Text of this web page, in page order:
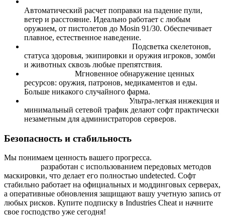
Автоматический расчет поправки на падение пули,
ветер и расстояние. Идеально работает с любым
оружием, от пистолетов до Mosin 91/30. Обеспечивает
плавное, естественное наведение.
Подсветка скелетонов,
статуса здоровья, экипировки и оружия игроков, зомби
и животных сквозь любые препятствия.
Мгновенное обнаружение ценных
ресурсов: оружия, патронов, медикаментов и еды.
Больше никакого случайного фарма.
Ультра-легкая инжекция и
минимальный сетевой трафик делают софт практически
незаметным для администраторов серверов.
Безопасность и стабильность
Мы понимаем ценность вашего прогресса.
разработан с использованием передовых методов
маскировки, что делает его полностью undetected. Софт
стабильно работает на официальных и моддинговых серверах,
а оперативные обновления защищают вашу учетную запись от
любых рисков. Купите подписку в Industries Cheat и начните
свое господство уже сегодня!